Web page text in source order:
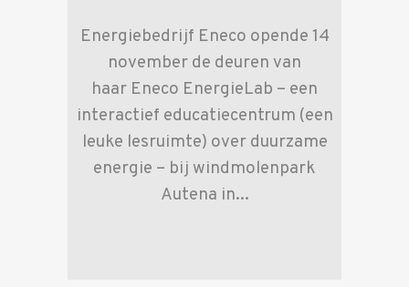
Energiebedrijf Eneco opende 14
november de deuren van
haar Eneco EnergieLab – een
interactief educatiecentrum (een
leuke lesruimte) over duurzame
energie – bij windmolenpark
Autena in...